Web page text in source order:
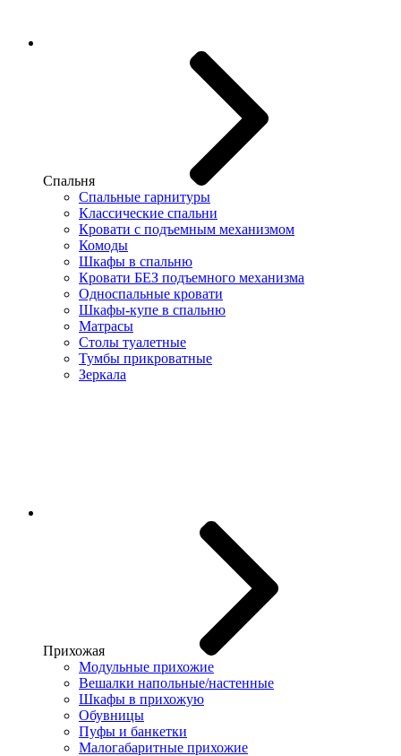
Спальня
Спальные гарнитуры
Классические спальни
Кровати с подъемным механизмом
Комоды
Шкафы в спальню
Кровати БЕЗ подъемного механизма
Односпальные кровати
Шкафы-купе в спальню
Матрасы
Столы туалетные
Тумбы прикроватные
Зеркала
Прихожая
Модульные прихожие
Вешалки напольные/настенные
Шкафы в прихожую
Обувницы
Пуфы и банкетки
Малогабаритные прихожие